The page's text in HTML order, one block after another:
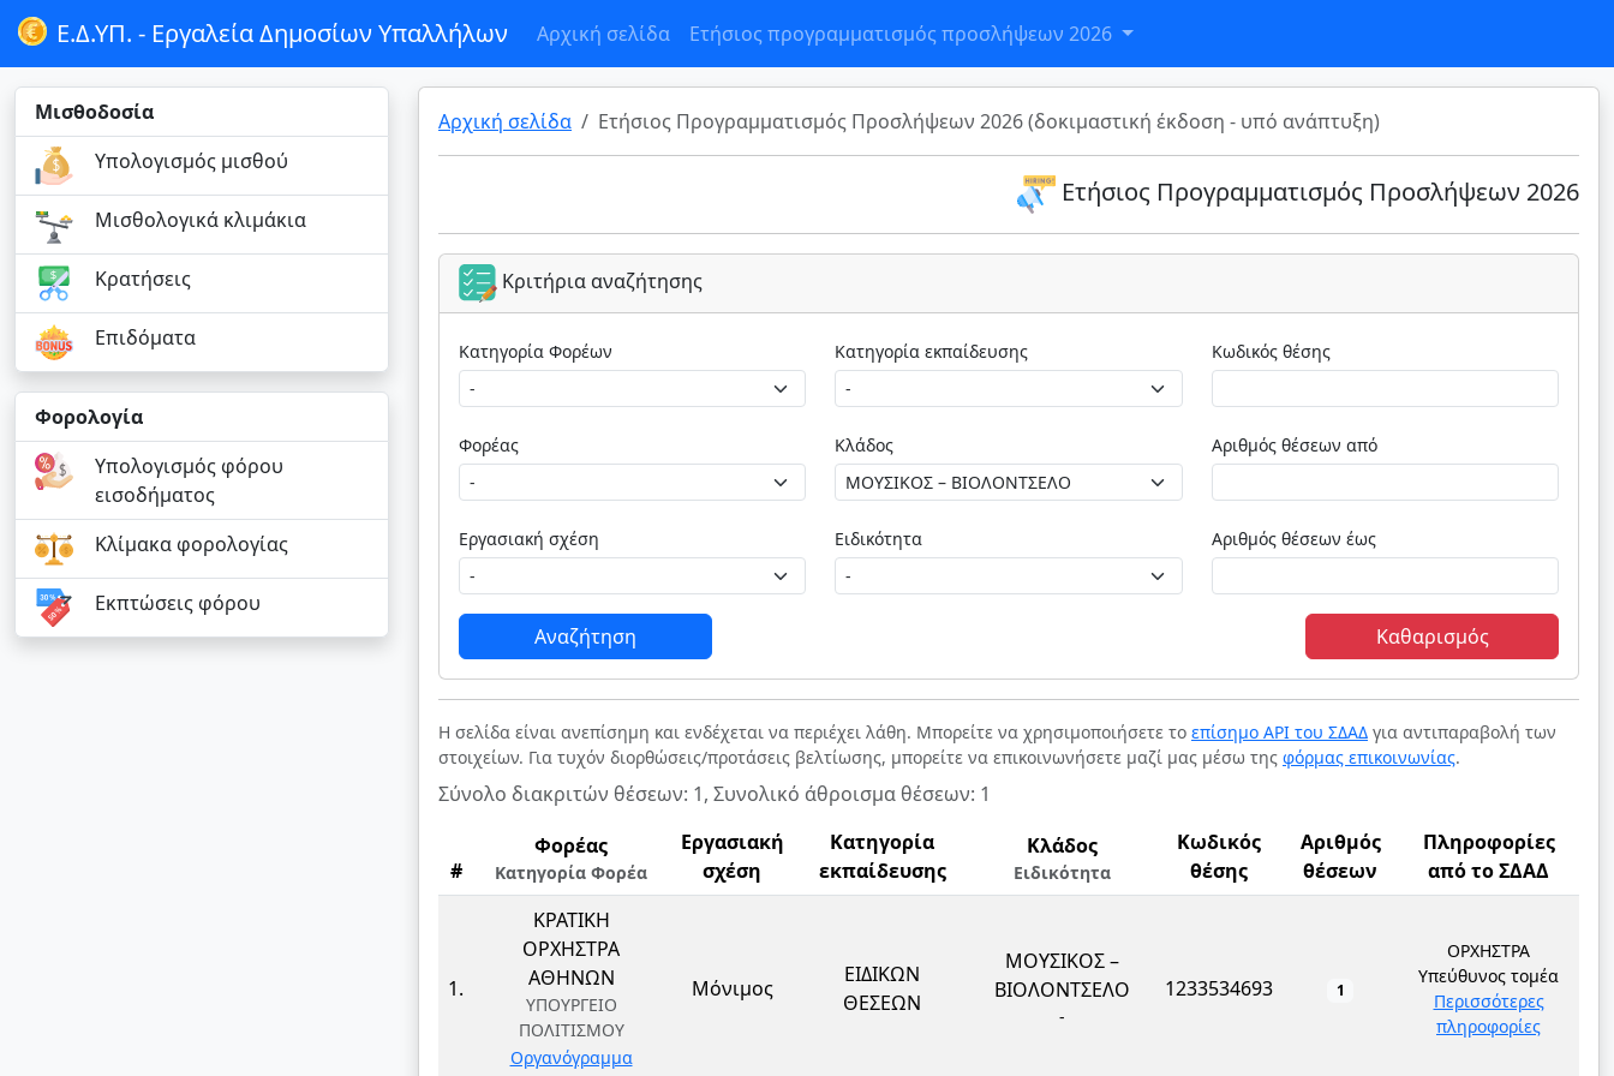
Ε.Δ.ΥΠ. - Εργαλεία Δημοσίων Υπαλλήλων Αρχική σελίδα Ετήσιος προγραμματισμός προσλήψεων 2026
Μισθοδοσία
Υπολογισμός μισθού
Μισθολογικά κλιμάκια
Κρατήσεις
Επιδόματα
Φορολογία
Υπολογισμός φόρου
εισοδήματος
Κλίμακα φορολογίας
Εκπτώσεις φόρου
Αρχική σελίδα Ετήσιος Προγραμματισμός Προσλήψεων 2026 (δοκιμαστική έκδοση - υπό ανάπτυξη)
Ετήσιος Προγραμματισμός Προσλήψεων 2026
Κριτήρια αναζήτησης
Κατηγορία Φορέων
Φορέας
Εργασιακή σχέση
Κατηγορία εκπαίδευσης
Κλάδος
Ειδικότητα
Κωδικός θέσης
Αριθμός θέσεων από
Αριθμός θέσεων έως
Αναζήτηση Καθαρισμός
Η σελίδα είναι ανεπίσημη και ενδέχεται να περιέχει λάθη. Μπορείτε να χρησιμοποιήσετε το επίσημο API του ΣΔΑΔ για αντιπαραβολή των
στοιχείων. Για τυχόν διορθώσεις/προτάσεις βελτίωσης, μπορείτε να επικοινωνήσετε μαζί μας μέσω της φόρμας επικοινωνίας.
Σύνολο διακριτών θέσεων: 1, Συνολικό άθροισμα θέσεων: 1
#
Φορέας
Κατηγορία Φορέα
Εργασιακή
σχέση
Κατηγορία
εκπαίδευσης
Κλάδος
Ειδικότητα
Κωδικός
θέσης
Αριθμός
θέσεων
Πληροφορίες
από το ΣΔΑΔ
1.
ΚΡΑΤΙΚΗ
ΟΡΧΗΣΤΡΑ
ΑΘΗΝΩΝ
ΥΠΟΥΡΓΕΙΟ
ΠΟΛΙΤΙΣΜΟΥ
Οργανόγραμμα
Μόνιμος
ΕΙΔΙΚΩΝ
ΘΕΣΕΩΝ
ΜΟΥΣΙΚΟΣ –
ΒΙΟΛΟΝΤΣΕΛΟ
-
1233534693 1
ΟΡΧΗΣΤΡΑ
Υπεύθυνος τομέα
Περισσότερες
πληροφορίες